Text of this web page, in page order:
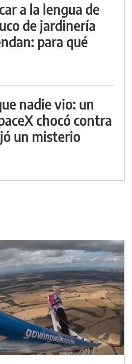
a la lengua de
de jardinería
para qué
nadie vio: un
chocó contra
un misterio